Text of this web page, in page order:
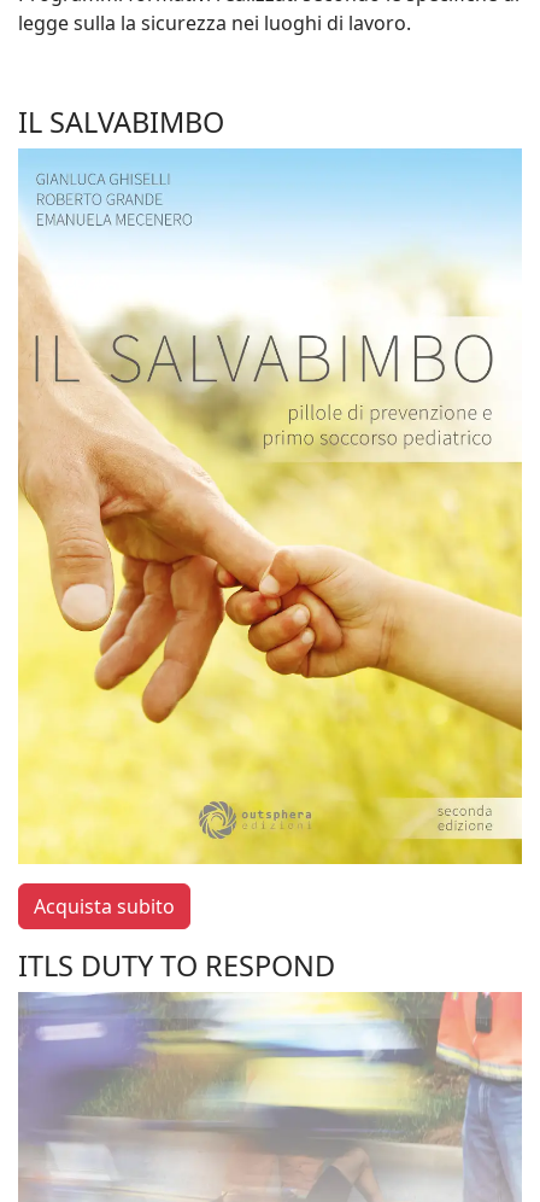
legge sulla la sicurezza nei luoghi di lavoro.
IL SALVABIMBO
Acquista subito
ITLS DUTY TO RESPOND